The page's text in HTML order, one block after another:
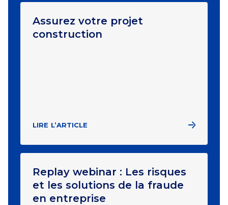
Assurez votre projet
construction
LIRE L’ARTICLE
Replay webinar : Les risques
et les solutions de la fraude
en entreprise